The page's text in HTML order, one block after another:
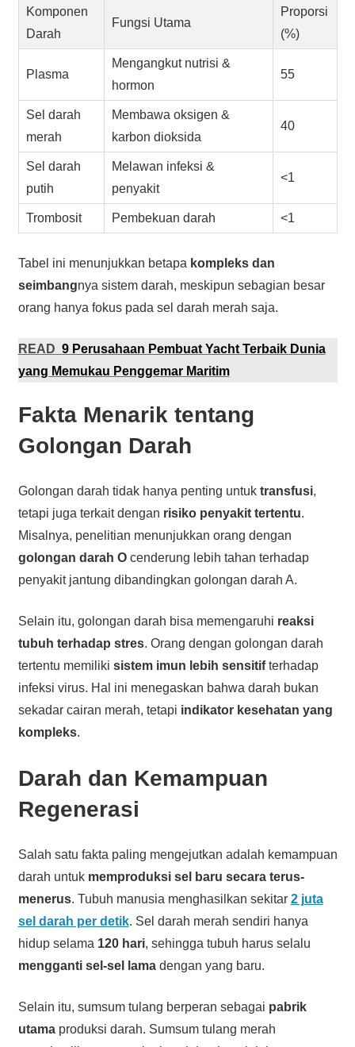
Komponen
Darah
Fungsi Utama
Proporsi
(%)
Plasma
Mengangkut nutrisi &
hormon
55
Sel darah
merah
Membawa oksigen &
karbon dioksida
40
Sel darah
putih
Melawan infeksi &
penyakit
<1
Trombosit Pembekuan darah <1
Tabel ini menunjukkan betapa kompleks dan
seimbangnya sistem darah, meskipun sebagian besar
orang hanya fokus pada sel darah merah saja.
READ 9 Perusahaan Pembuat Yacht Terbaik Dunia
yang Memukau Penggemar Maritim
Fakta Menarik tentang
Golongan Darah
Golongan darah tidak hanya penting untuk transfusi,
tetapi juga terkait dengan risiko penyakit tertentu.
Misalnya, penelitian menunjukkan orang dengan
golongan darah Ocenderung lebih tahan terhadap
penyakit jantung dibandingkan golongan darah A.
Selain itu, golongan darah bisa memengaruhi reaksi
tubuh terhadap stres. Orang dengan golongan darah
tertentu memiliki sistem imun lebih sensitifterhadap
infeksi virus. Hal ini menegaskan bahwa darah bukan
sekadar cairan merah, tetapi indikator kesehatan yang
kompleks.
Darah dan Kemampuan
Regenerasi
Salah satu fakta paling mengejutkan adalah kemampuan
darah untuk memproduksi sel baru secara terus-
menerus. Tubuh manusia menghasilkan sekitar 2 juta
sel darah per detik. Sel darah merah sendiri hanya
hidup selama 120 hari, sehingga tubuh harus selalu
mengganti sel-sel lamadengan yang baru.
Selain itu, sumsum tulang berperan sebagai pabrik
utamaproduksi darah. Sumsum tulang merah